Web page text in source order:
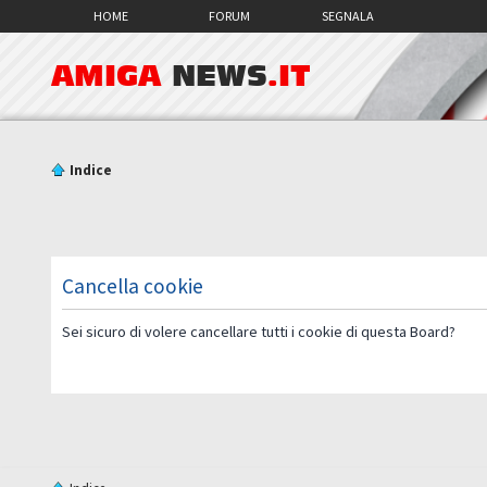
HOME FORUM SEGNALA
AMIGA NEWS.IT
Indice
Cancella cookie
Sei sicuro di volere cancellare tutti i cookie di questa Board?